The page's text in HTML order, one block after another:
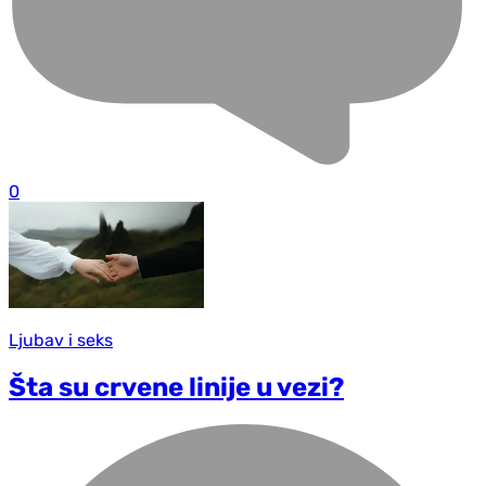
0
Ljubav i seks
Šta su crvene linije u vezi?